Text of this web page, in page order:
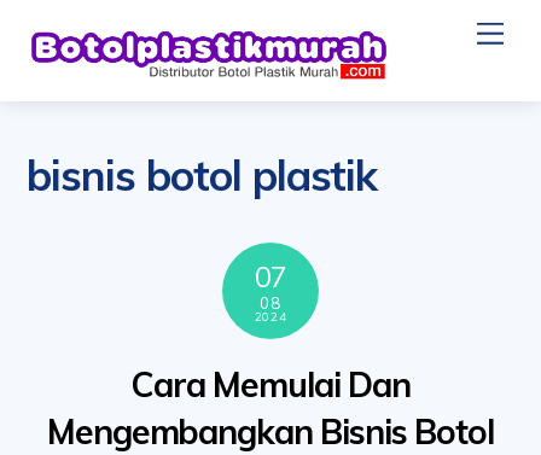
bisnis botol plastik
07
08
2024
Cara Memulai Dan
Mengembangkan Bisnis Botol